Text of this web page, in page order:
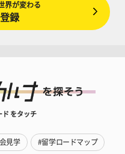
界が変わる
録
ド をタッチ
見学 #留学ロードマップ